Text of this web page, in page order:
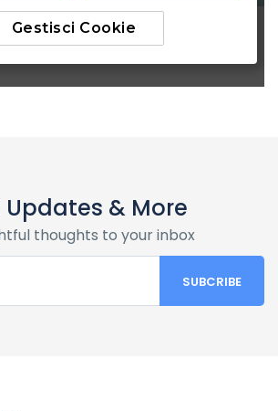
Updates & More
thoughts to your inbox